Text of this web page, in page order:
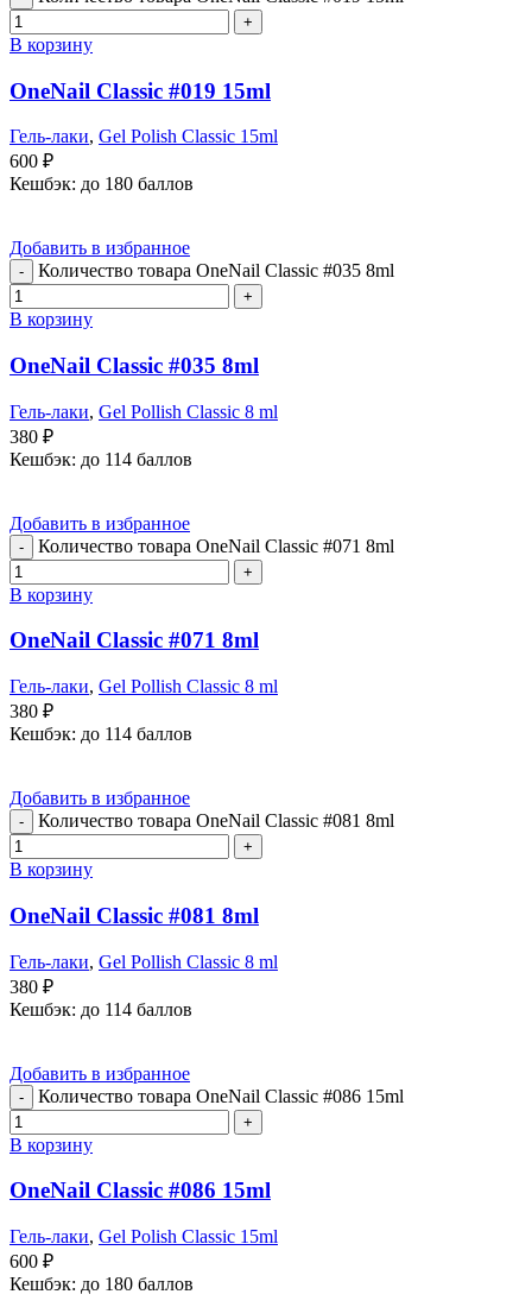
В корзину
OneNail Classic #019 15ml
Гель-лаки, Gel Polish Classic 15ml
600 ₽
Кешбэк: до 180 баллов
Добавить в избранное
Количество товара OneNail Classic #035 8ml
В корзину
OneNail Classic #035 8ml
Гель-лаки, Gel Pollish Classic 8 ml
380 ₽
Кешбэк: до 114 баллов
Добавить в избранное
Количество товара OneNail Classic #071 8ml
В корзину
OneNail Classic #071 8ml
Гель-лаки, Gel Pollish Classic 8 ml
380 ₽
Кешбэк: до 114 баллов
Добавить в избранное
Количество товара OneNail Classic #081 8ml
В корзину
OneNail Classic #081 8ml
Гель-лаки, Gel Pollish Classic 8 ml
380 ₽
Кешбэк: до 114 баллов
Добавить в избранное
Количество товара OneNail Classic #086 15ml
В корзину
OneNail Classic #086 15ml
Гель-лаки, Gel Polish Classic 15ml
600 ₽
Кешбэк: до 180 баллов